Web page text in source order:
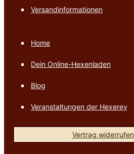
Versandinformationen
Home
Dein Online-Hexenladen
Blog
Veranstaltungen der Hexerey
Vertrag widerrufen